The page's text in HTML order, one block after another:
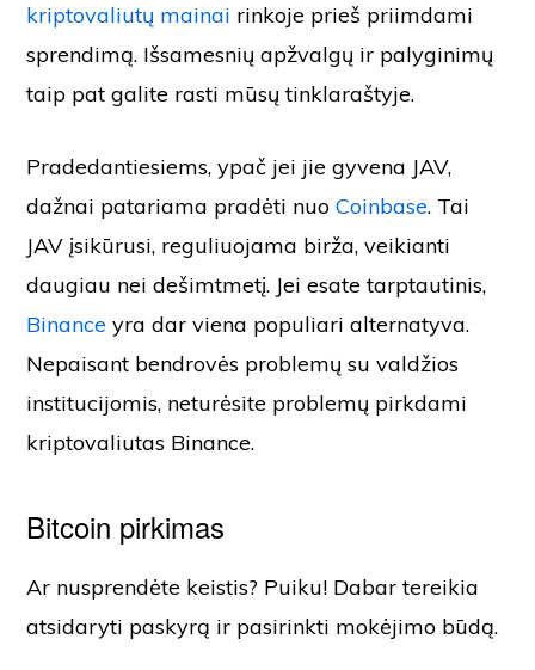
kriptovaliutų mainai rinkoje prieš priimdami
sprendimą. Išsamesnių apžvalgų ir palyginimų
taip pat galite rasti mūsų tinklaraštyje.
Pradedantiesiems, ypač jei jie gyvena JAV,
dažnai patariama pradėti nuoCoinbase. Tai
JAV įsikūrusi, reguliuojama birža, veikianti
daugiau nei dešimtmetį. Jei esate tarptautinis,
Binance yra dar viena populiari alternatyva.
Nepaisant bendrovės problemų su valdžios
institucijomis, neturėsite problemų pirkdami
kriptovaliutas Binance.
Bitcoin pirkimas
Ar nusprendėte keistis? Puiku! Dabar tereikia
atsidaryti paskyrą ir pasirinkti mokėjimo būdą.